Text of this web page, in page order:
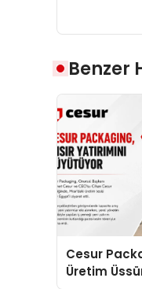
Benzer
Cesur
Üretim